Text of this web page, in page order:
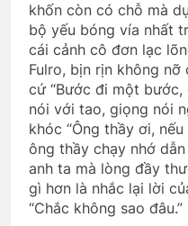
khốn còn có chỗ mà
bộ yếu bóng vía nhất
cái cảnh cô đơn lạc
Fulro, bịn rịn không
cứ “Bước đi một bước,
nói với tao, giọng nói
khóc “Ông thầy ơi,
ông thầy chạy nhớ
anh ta mà lòng đầy
gì hơn là nhắc lại lời
“Chắc không sao đâu.”